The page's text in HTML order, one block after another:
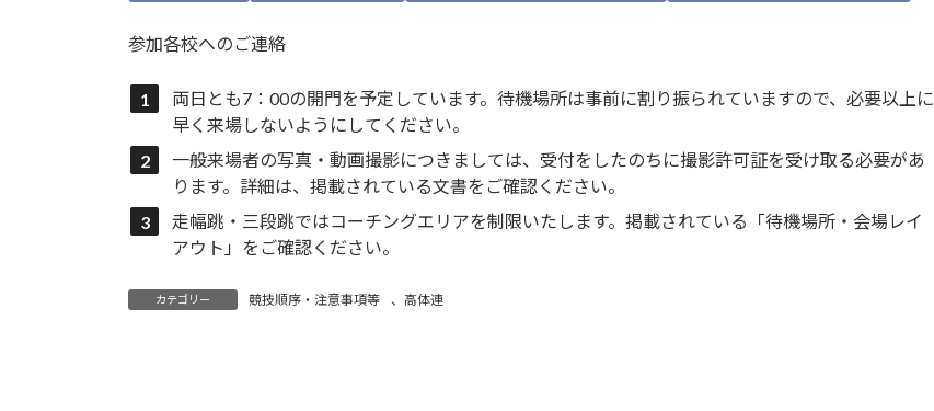
:
参加各校へのご連絡
両日とも7：00の開門を予定しています。待機場所は事前に割り振られていますので、必要以上に
早く来場しないようにしてください。
一般来場者の写真・動画撮影につきましては、受付をしたのちに撮影許可証を受け取る必要があ
ります。詳細は、掲載されている文書をご確認ください。
走幅跳・三段跳ではコーチングエリアを制限いたします。掲載されている「待機場所・会場レイ
アウト」をご確認ください。
カテゴリー 競技順序・注意事項等 、 高体連